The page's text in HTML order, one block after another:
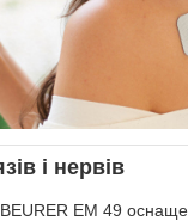
і нервів
EM 49